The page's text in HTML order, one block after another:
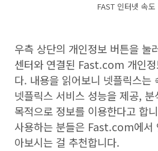
FAST 인터넷 속도
우측 상단의 개인정보 버튼을 눌
센터와 연결된 Fast.com 개인정
다. 내용을 읽어보니 넷플릭스는
넷플릭스 서비스 성능을 제공,
목적으로 정보를 이용한다고 합
사용하는 분들은 Fast.com에서
아보시는 걸 추천합니다.